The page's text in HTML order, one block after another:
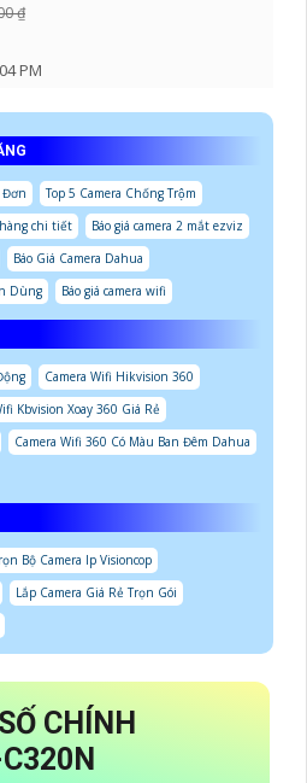
₫
PM
Đơn
Top 5 Camera Chống Trộm
chi tiết
Báo giá camera 2 mắt ezviz
Báo Giá Camera Dahua
Dùng
Báo giá camera wifi
Camera Wifi Hikvision 360
Kbvision Xoay 360 Giá Rẻ
Camera Wifi 360 Có Màu Ban Đêm Dahua
Bộ Camera Ip Visioncop
Lắp Camera Giá Rẻ Trọn Gói
CHÍNH